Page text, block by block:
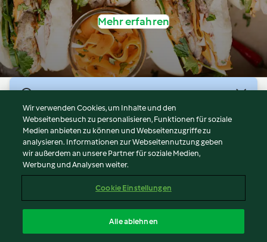
Mehr erfahren
Nutzungsbedingungen
Datenschutzrichtlinien
Disclaimer
Impressum
Inhalt melden
Erklärung zur Barrierefreiheit
Wir verwenden Cookies, um Inhalte und den
Webseitenbesuch zu personalisieren, Funktionen für soziale
Medien anbieten zu können und Webseitenzugriffe zu
analysieren. Informationen zur Webseitennutzung geben
wir außerdem an unsere Partner für soziale Medien,
Werbung und Analysen weiter.
Cookie Einstellungen
Alle ablehnen